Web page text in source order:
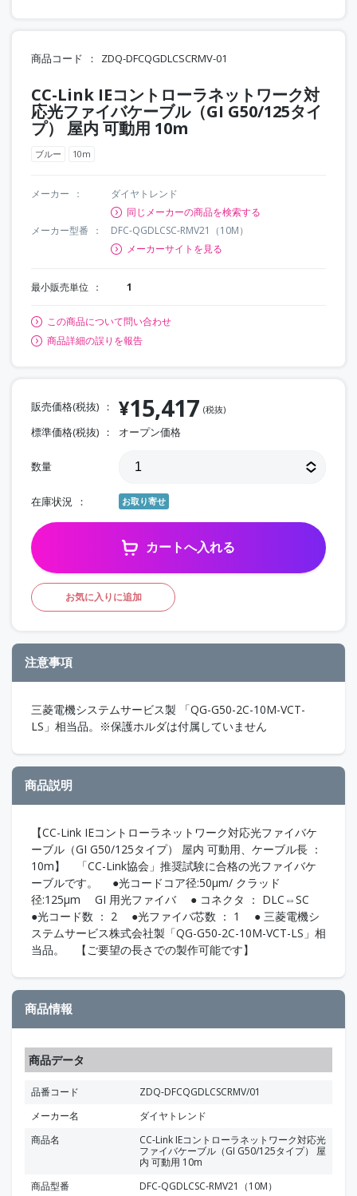
商品コード ZDQ-DFCQGDLCSCRMV-01
CC-Link IEコントローラネットワーク対
応光ファイバケーブル（GI G50/125タイ
プ） 屋内 可動用 10m
ブルー 10m
メーカー
ダイヤトレンド
同じメーカーの商品を検索する
メーカー型番
DFC-QGDLCSC-RMV21（10M）
メーカーサイトを見る
最小販売単位 1
この商品について問い合わせ
商品詳細の誤りを報告
販売価格(税抜) ¥15,417 (税抜)
標準価格(税抜) オープン価格
数量
在庫状況 お取り寄せ
カートへ入れる
お気に入りに追加
注意事項
三菱電機システムサービス製 「QG-G50-2C-10M-VCT-
LS」相当品。※保護ホルダは付属していません
商品説明
【CC-Link IEコントローラネットワーク対応光ファイバケ
ーブル（GI G50/125タイプ） 屋内 可動用、ケーブル長 ：
10m】 「CC-Link協会」推奨試験に合格の光ファイバケ
ーブルです。 ●光コードコア径:50μm/ クラッド
径:125μm GI 用光ファイバ ● コネクタ ： DLC⇔SC
●光コード数 ： 2 ●光ファイバ芯数 ： 1 ● 三菱電機シ
ステムサービス株式会社製「QG-G50-2C-10M-VCT-LS」相
当品。 【ご要望の長さでの製作可能です】
商品情報
商品データ
品番コード
ZDQ-DFCQGDLCSCRMV/01
メーカー名
ダイヤトレンド
商品名
CC-Link IEコントローラネットワーク対応光
ファイバケーブル（GI G50/125タイプ） 屋
内 可動用 10m
商品型番
DFC-QGDLCSC-RMV21（10M）